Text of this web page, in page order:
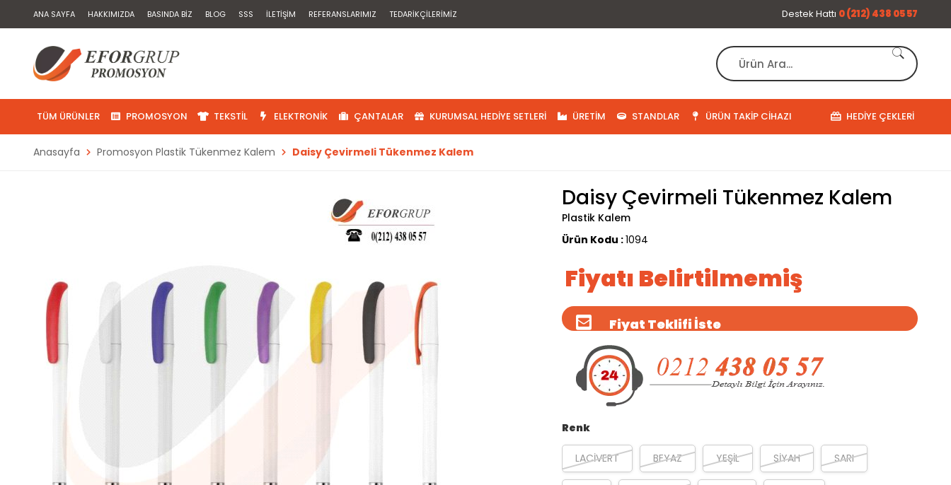
ANA SAYFA HAKKIMIZDA BASINDA BIZ BLOG SSS İLETIŞIM REFERANSLARIMIZ TEDARIKÇILERIMIZ Destek Hattı 0 (212) 438 05 57
TÜM ÜRÜNLER PROMOSYON TEKSTIL ELEKTRONIK ÇANTALAR KURUMSAL HEDIYE SETLERI ÜRETIM HEDIYE ÇEKLERI
STANDLAR ÜRÜN TAKIP CIHAZI
Anasayfa Promosyon Plastik Tükenmez Kalem Daisy Çevirmeli Tükenmez Kalem
Daisy Çevirmeli Tükenmez Kalem
Plastik Kalem
Ürün Kodu :1094
Fiyatı Belirtilmemiş
Fiyat Teklifi İste
Renk
LACİVERT BEYAZ YEŞİL SİYAH SARI